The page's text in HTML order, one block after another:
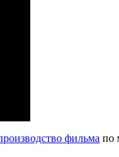
фильма по